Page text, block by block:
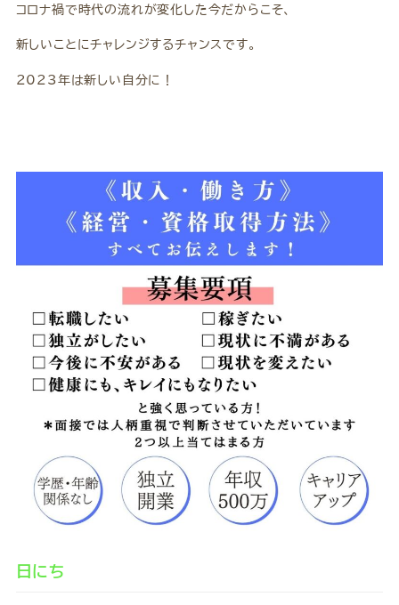
コロナ禍で時代の流れが変化した今だからこそ、
新しいことにチャレンジするチャンスです。
2023年は新しい自分に！
日にち